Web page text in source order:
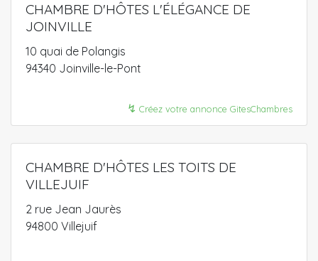
CHAMBRE D'HÔTES L'ÉLÉGANCE DE
JOINVILLE
10 quai de Polangis
94340 Joinville-le-Pont
↯ Créez votre annonce GitesChambres
CHAMBRE D'HÔTES LES TOITS DE
VILLEJUIF
2 rue Jean Jaurès
94800 Villejuif